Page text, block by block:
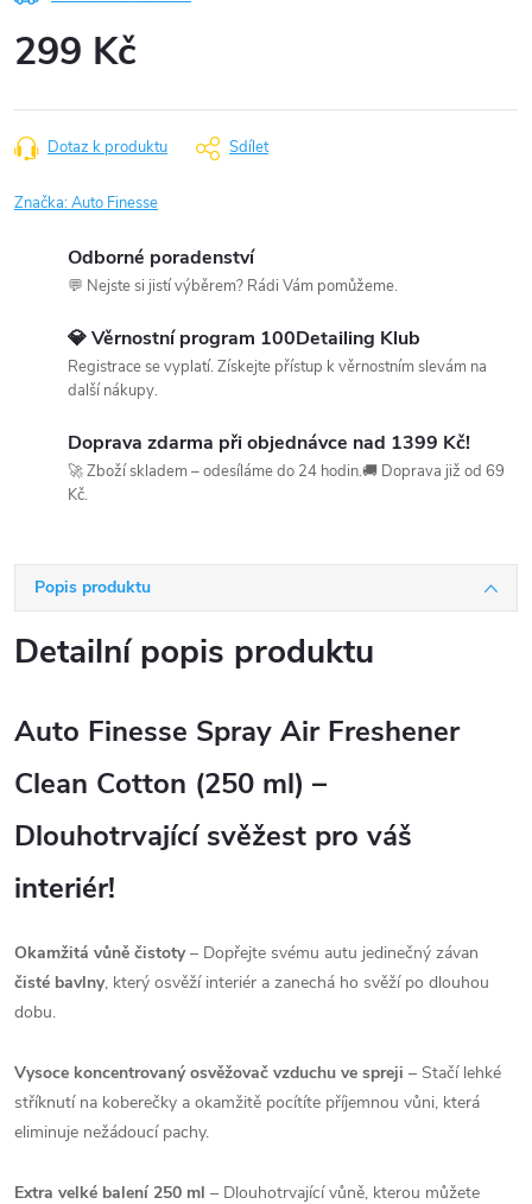
299 Kč
cena:
Dotaz k produktu Sdílet
Značka:Auto Finesse
Odborné poradenství
💬 Nejste si jistí výběrem? Rádi Vám pomůžeme.
💎 Věrnostní program 100Detailing Klub
Registrace se vyplatí. Získejte přístup k věrnostním slevám na
další nákupy.
Doprava zdarma při objednávce nad 1399 Kč!
🚀 Zboží skladem – odesíláme do 24 hodin.🚚 Doprava již od 69
Kč.
Popis produktu
Detailní popis produktu
Auto Finesse Spray Air Freshener
Clean Cotton (250 ml) –
Dlouhotrvající svěžest pro váš
interiér!
Okamžitá vůně čistoty– Dopřejte svému autu jedinečný závan
čisté bavlny, který osvěží interiér a zanechá ho svěží po dlouhou
dobu.
Vysoce koncentrovaný osvěžovač vzduchu ve spreji – Stačí lehké
stříknutí na koberečky a okamžitě pocítíte příjemnou vůni, která
eliminuje nežádoucí pachy.
Extra velké balení 250 ml – Dlouhotrvající vůně, kterou můžete